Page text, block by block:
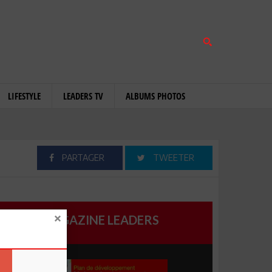
LIFESTYLE LEADERS TV ALBUMS PHOTOS
PARTAGER TWEETER
MAGAZINE LEADERS